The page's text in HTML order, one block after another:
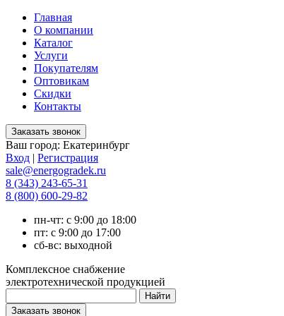
Главная
О компании
Каталог
Услуги
Покупателям
Оптовикам
Скидки
Контакты
Ваш город: Екатеринбург
Вход | Регистрация
sale@energogradek.ru
8 (343) 243-65-31
8 (800) 600-29-82
пн-чт: с 9:00 до 18:00
пт: с 9:00 до 17:00
сб-вс: выходной
Комплексное снабжение
электротехнической продукцией